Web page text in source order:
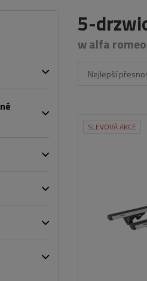
5-
w alfa romeo
Nejlepší
SLEVOVÁ AKCE